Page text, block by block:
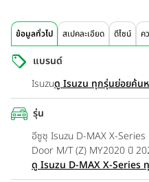
ข้อมูลทั่วไป สเปคละเอียด ดีไซน์ ค
แบรนด์
Isuzuดู Isuzu ทุกรุ่นย่อยค้น
รุ่น
อีซูซุ Isuzu D-MAX X-
Door M/T (Z) MY2020 ปี
ดู Isuzu D-MAX X-Series